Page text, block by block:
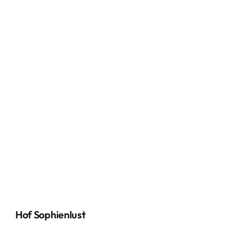
Hof Sophienlust